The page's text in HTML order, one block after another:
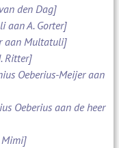
den Dag]
aan A. Gorter]
aan Multatuli]
Ritter]
Oeberius-Meijer aan
Oeberius aan de heer
Mimi]